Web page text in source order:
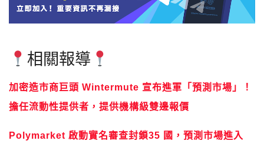
相關報導
加密造市商巨頭 Wintermute 宣布進軍「預測市場」！
擔任流動性提供者，提供機構級雙邊報價
Polymarket 啟動實名審查封鎖35 國，預測市場進入